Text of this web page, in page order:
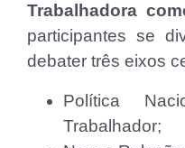
Trabalhadora
participantes se
debater três eixos
Política
Trabalhador;